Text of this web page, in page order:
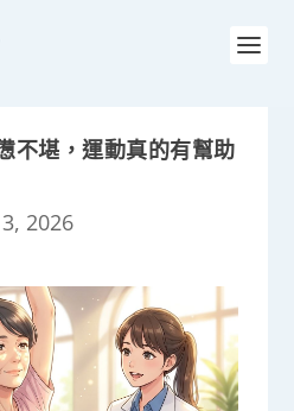
不堪，運動真的有幫助
2026